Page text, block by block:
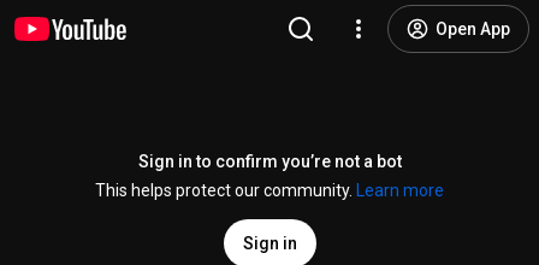
Open App
Sign in to confirm you’re not a bot
This helps protect our community.
Learn more
Sign in